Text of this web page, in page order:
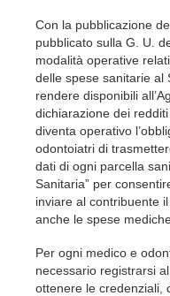
Con la pubblicazione
pubblicato sulla G. U.
modalità operative
delle spese sanitarie al
rendere disponibili
dichiarazione dei
diventa operativo
odontoiatri di
dati di ogni parcella
Sanitaria” per
inviare al contribuente
anche le spese
Per ogni medico e
necessario registrarsi
ottenere le credenziali,